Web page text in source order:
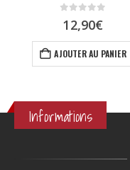
12,90€
AJOUTER AU PANIER
Informations